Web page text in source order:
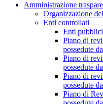
Amministrazione
Organizzazione
Enti controllati
Enti
Piano di
possedute
Piano di
possedute
Piano di
possedute
Piano di